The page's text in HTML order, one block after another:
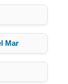
Mar